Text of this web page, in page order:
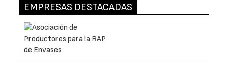
EMPRESAS DESTACADAS